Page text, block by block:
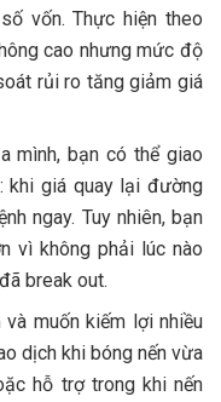
vốn. Thực hiện theo
cao nhưng mức độ
rủi ro tăng giảm giá
mình, bạn có thể giao
khi giá quay lại đường
ngay. Tuy nhiên, bạn
vì không phải lúc nào
break out.
muốn kiếm lợi nhiều
dịch khi bóng nến vừa
hỗ trợ trong khi nến